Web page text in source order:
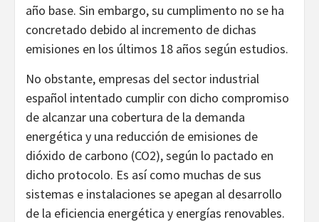
año base. Sin embargo, su cumplimento no se ha
concretado debido al incremento de dichas
emisiones en los últimos 18 años según estudios.
No obstante, empresas del sector industrial
español intentado cumplir con dicho compromiso
de alcanzar una cobertura de la demanda
energética y una reducción de emisiones de
dióxido de carbono (CO2), según lo pactado en
dicho protocolo. Es así como muchas de sus
sistemas e instalaciones se apegan al desarrollo
de la eficiencia energética y energías renovables.